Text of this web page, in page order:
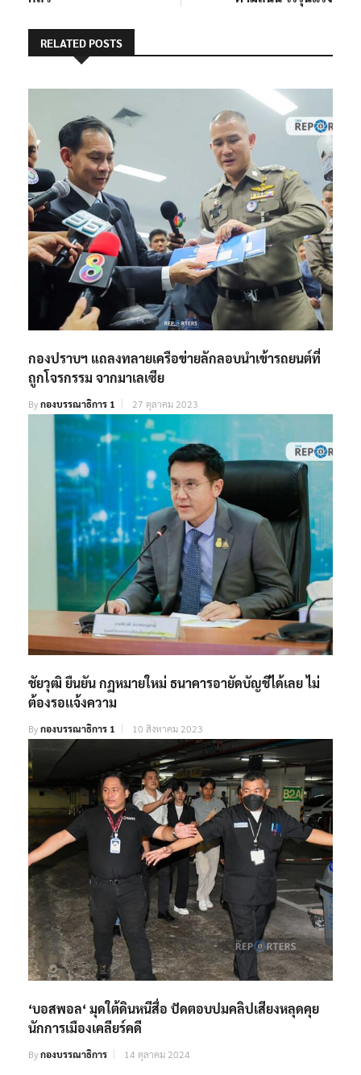
RELATED POSTS
กองปราบฯ แถลงทลายเครือข่ายลักลอบนำเข้ารถยนต์ที่
ถูกโจรกรรม จากมาเลเซีย
Byกองบรรณาธิการ 1 27 ตุลาคม 2023
ชัยวุฒิ ยืนยัน กฏหมายใหม่ ธนาคารอายัดบัญชีได้เลย ไม่
ต้องรอเเจ้งความ
Byกองบรรณาธิการ 1 10 สิงหาคม 2023
‘บอสพอล‘ มุดใต้ดินหนีสื่อ ปัดตอบปมคลิปเสียงหลุดคุย
นักการเมืองเคลียร์คดี
Byกองบรรณาธิการ 14 ตุลาคม 2024